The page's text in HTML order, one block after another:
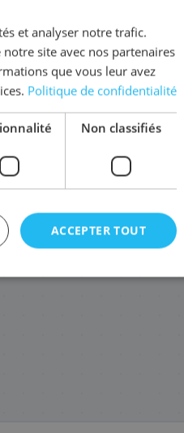
—
:0,0214 €
− +
4479 A
ENGLISH
et analyser notre trafic.
site avec nos partenaires
que vous leur avez
Politique de confidentialité
Non classifiés
ACCEPTER TOUT